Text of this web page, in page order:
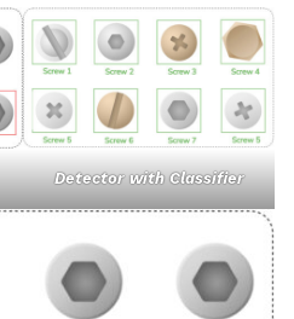
Detector with Classifier